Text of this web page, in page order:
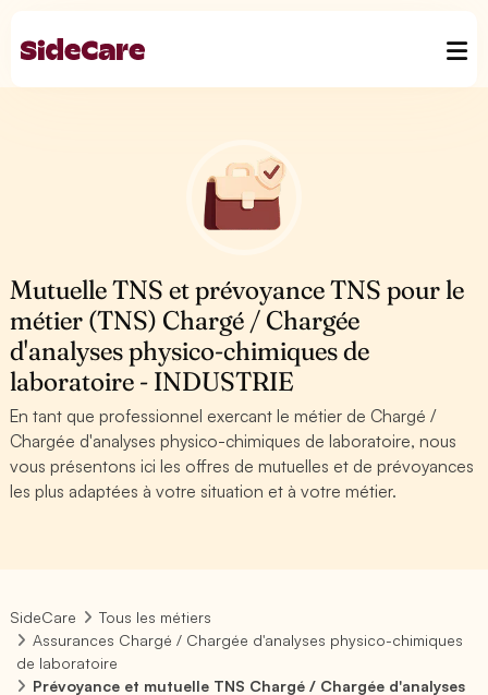
Mutuelle TNS et prévoyance TNS pour le
métier (TNS) Chargé / Chargée
d'analyses physico-chimiques de
laboratoire - INDUSTRIE
En tant que professionnel exercant le métier de Chargé /
Chargée d'analyses physico-chimiques de laboratoire, nous
vous présentons ici les offres de mutuelles et de prévoyances
les plus adaptées à votre situation et à votre métier.
SideCare
Tous les métiers
Assurances Chargé / Chargée d'analyses physico-chimiques
de laboratoire
Prévoyance et mutuelle TNS Chargé / Chargée d'analyses